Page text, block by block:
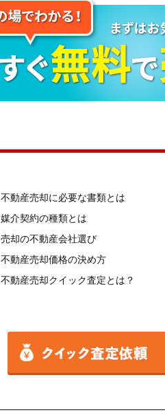
不動産売却に必要な書類とは
媒介契約の種類とは
売却の不動産会社選び
不動産売却価格の決め方
不動産売却クイック査定とは？